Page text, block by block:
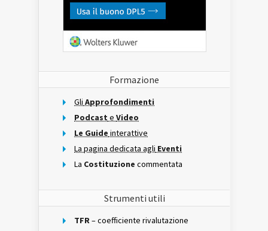
Formazione
Gli Approfondimenti
Podcast e Video
Le Guide interattive
La pagina dedicata agli Eventi
La Costituzione commentata
Strumenti utili
TFR– coefficiente rivalutazione